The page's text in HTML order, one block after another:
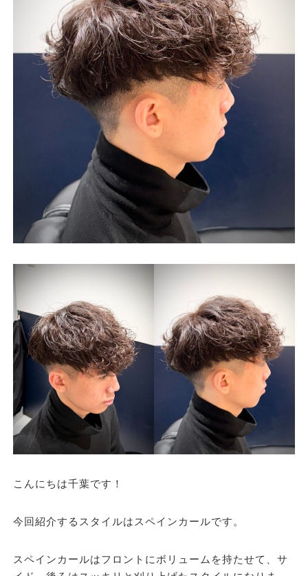
こんにちは千葉です！
今回紹介するスタイルはスペインカールです。
スペインカールはフロントにボリュームを持たせて、サ